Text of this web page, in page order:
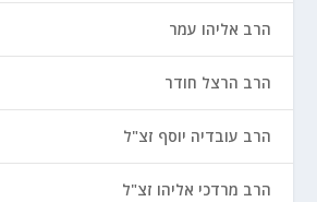
הרב אליהו עמר
הרב הרצל חודר
הרב עובדיה יוסף זצ"ל
הרב מרדכי אליהו זצ"ל